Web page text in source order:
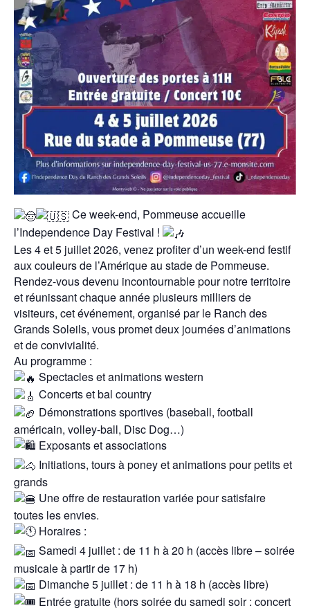
Ce week-end, Pommeuse accueille
l’Independence Day Festival !
Les 4 et 5 juillet 2026, venez profiter d’un week-end festif
aux couleurs de l’Amérique au stade de Pommeuse.
Rendez-vous devenu incontournable pour notre territoire
et réunissant chaque année plusieurs milliers de
visiteurs, cet événement, organisé par le Ranch des
Grands Soleils, vous promet deux journées d’animations
et de convivialité.
Au programme :
Spectacles et animations western
Concerts et bal country
Démonstrations sportives (baseball, football
américain, volley-ball, Disc Dog…)
Exposants et associations
Initiations, tours à poney et animations pour petits et
grands
Une offre de restauration variée pour satisfaire
toutes les envies.
Horaires :
Samedi 4 juillet : de 11 h à 20 h (accès libre – soirée
musicale à partir de 17 h)
Dimanche 5 juillet : de 11 h à 18 h (accès libre)
Entrée gratuite (hors soirée du samedi soir : concert